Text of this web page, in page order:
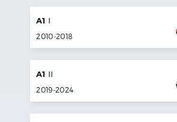
A1 I
2010-2018
A1 II
2019-2024